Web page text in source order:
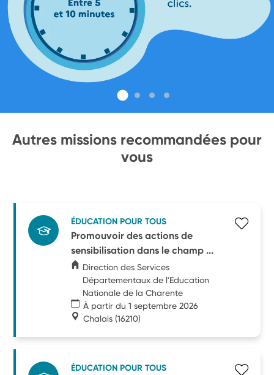
Autres missions recommandées pour
vous
ÉDUCATION POUR TOUS
Promouvoir des actions de
sensibilisation dans le champ ...
Direction des Services
Départementaux de l'Education
Nationale de la Charente
À partir du 1 septembre 2026
Chalais (16210)
ÉDUCATION POUR TOUS